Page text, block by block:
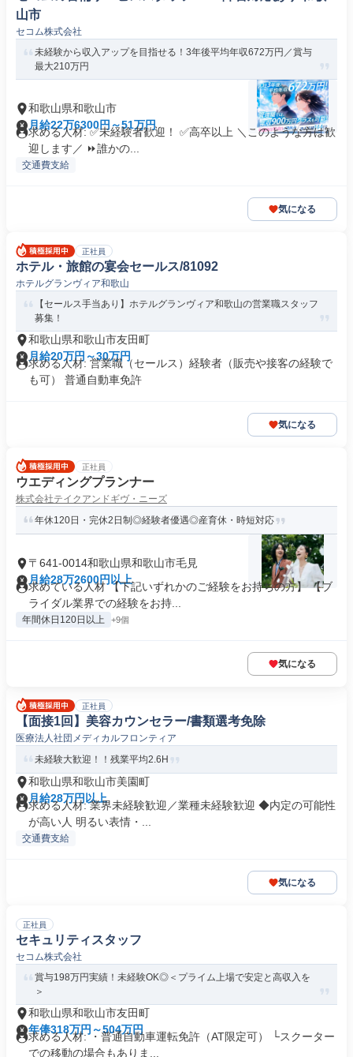
山市
セコム株式会社
未経験から収入アップを目指せる！3年後平均年収672万円／賞与
最大210万円
和歌山県和歌山市
月給22万6300円～51万円
求める人材: ✅未経験者歓迎！ ✅高卒以上 ＼このような方は歓
迎します／ ⏩誰かの...
交通費支給
気になる
正社員
ホテル・旅館の宴会セールス/81092
ホテルグランヴィア和歌山
【セールス手当あり】ホテルグランヴィア和歌山の営業職スタッフ
募集！
和歌山県和歌山市友田町
月給20万円～30万円
求める人材: 営業職（セールス）経験者（販売や接客の経験で
も可） 普通自動車免許
気になる
正社員
ウエディングプランナー
株式会社テイクアンドギヴ・ニーズ
年休120日・完休2日制◎経験者優遇◎産育休・時短対応
〒641-0014和歌山県和歌山市毛見
月給28万2600円以上
求めている人材 【下記いずれかのご経験をお持ちの方】 【ブ
ライダル業界での経験をお持...
年間休日120日以上 +9個
気になる
正社員
【面接1回】美容カウンセラー/書類選考免除
医療法人社団メディカルフロンティア
未経験大歓迎！！残業平均2.6H
和歌山県和歌山市美園町
月給28万円以上
求める人材: 業界未経験歓迎／業種未経験歓迎 ◆内定の可能性
が高い人 明るい表情・...
交通費支給
気になる
正社員
セキュリティスタッフ
セコム株式会社
賞与198万円実績！未経験OK◎＜プライム上場で安定と高収入を
＞
和歌山県和歌山市友田町
年俸318万円～504万円
求める人材: ・普通自動車運転免許（AT限定可） └スクーター
での移動の場合もありま...